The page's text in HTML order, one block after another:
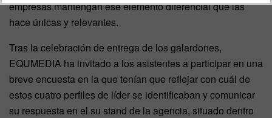
empresas mantengan ese elemento diferencial que las
hace únicas y relevantes.
Tras la celebración de entrega de los galardones,
EQUMEDIA ha invitado a los asistentes a participar en una
breve encuesta en la que tenían que reflejar con cuál de
estos cuatro perfiles de líder se identificaban y comunicar
su respuesta en el su stand de la agencia, situado dentro